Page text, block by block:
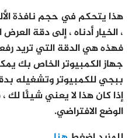
هذا يتحكم في حجم نافذة
، الخيار أدناه ، إلى دقة
جهاز الكمبيوتر الخاص بك
ببجي للكمبيوتر وتشغيله
إذا كان هذا لا يعني شيئًا لك
الوضع الافتراضي.